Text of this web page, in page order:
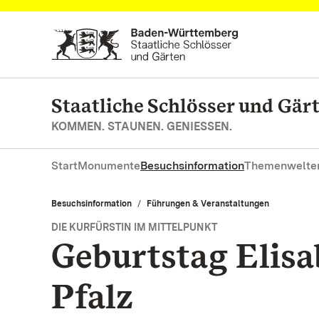
Zum Hauptinhalt springen
Staatliche Schlösser und
KOMMEN. STAUNEN. GENIESSEN.
StartMonumenteBesuchsinformation
Besuchsinformation Führungen & Veranstaltungen
DIE KURFÜRSTIN IM MITTELPUNKT
Geburtstag
Pfalz